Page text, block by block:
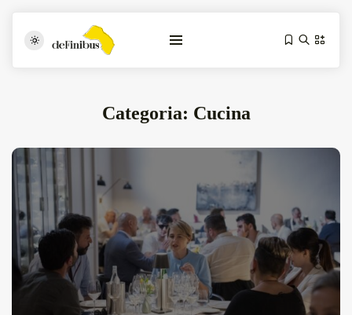
Iosonouncane A Lecce: Concerto Acustico...
Luglio 17, 2026 13 Min
Tarantarte Al Festival De Fès...
Giugno 4, 2026 15 Min
Categoria: Cucina